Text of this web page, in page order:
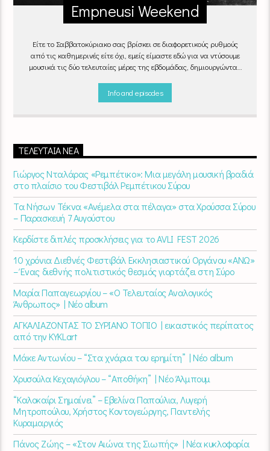
Empneusi Weekend
Είτε το Σαββατοκύριακο σας βρίσκει σε διαφορετικούς ρυθμούς
από τις καθημερινές είτε όχι, εμείς είμαστε εδώ για να ντύσουμε
μουσικά τις δύο τελευταίες μέρες της εβδομάδας, δημιουργώντας
Info and episodes
ΤΕΛΕΥΤΑΊΑ ΝΈΑ
Γιώργος Νταλάρας «Ρεμπέτικο»: Μια μεγάλη μουσική βραδιά
στο πλαίσιο του Φεστιβάλ Ρεμπέτικου Σύρου
Τα Νήσων Τέκνα «Ανέμελα στα πέλαγα» στα Χρούσσα Σύρου
– Παρασκευή 7 Αυγούστου
Κερδίστε διπλές προσκλήσεις για το AVLI FEST 2026
10 χρόνια Διεθνές Φεστιβάλ Εκκλησιαστικού Οργάνου «ΑΝΩ»
– Ένας διεθνής πολιτιστικός θεσμός γιορτάζει στη Σύρο​
Μαρία Παπαγεωργίου – «Ο Τελευταίος Αναλογικός
Άνθρωπος» | Νέο album
ΑΓΚΑΛΙΑΖΟΝΤΑΣ ΤΟ ΣΥΡΙΑΝΟ ΤΟΠΙΟ | εικαστικός περίπατος
από την KYKLart
Μάκε Αντωνίου – “Στα χνάρια του ερημίτη” | Νέο album
Χρυσούλα Κεχαγιόγλου – “Αποθήκη” | Νέο Άλμπουμ
“Καλοκαίρι Σημαίνει” – Εβελίνα Παπούλια, Λυγερή
Μητροπούλου, Χρήστος Κοντογεώργης, Παντελής
Κυραμαργιός
Πάνος Ζώης – «Στον Αιώνα της Σιωπής» | Νέα κυκλοφορία